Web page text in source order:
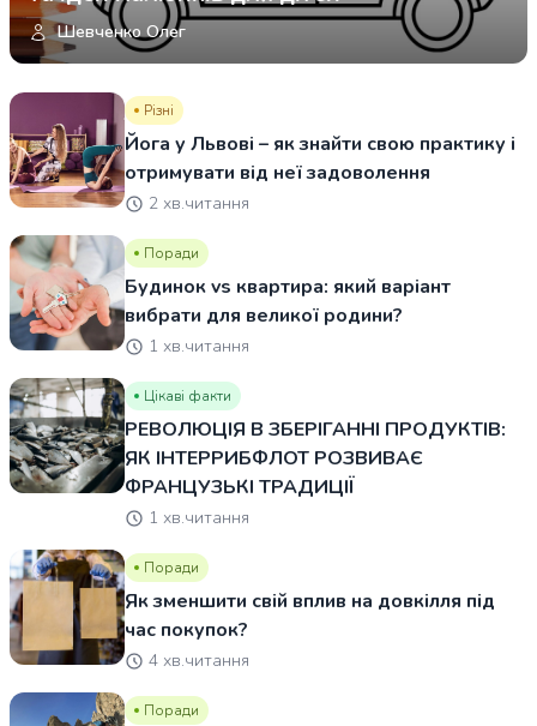
Шевченко Олег
Різні
Йога у Львові – як знайти свою практику і
отримувати від неї задоволення
2 хв.читання
Поради
Будинок vs квартира: який варіант
вибрати для великої родини?
1 хв.читання
Цікаві факти
РЕВОЛЮЦІЯ В ЗБЕРІГАННІ ПРОДУКТІВ:
ЯК ІНТЕРРИБФЛОТ РОЗВИВАЄ
ФРАНЦУЗЬКІ ТРАДИЦІЇ
1 хв.читання
Поради
Як зменшити свій вплив на довкілля під
час покупок?
4 хв.читання
Поради